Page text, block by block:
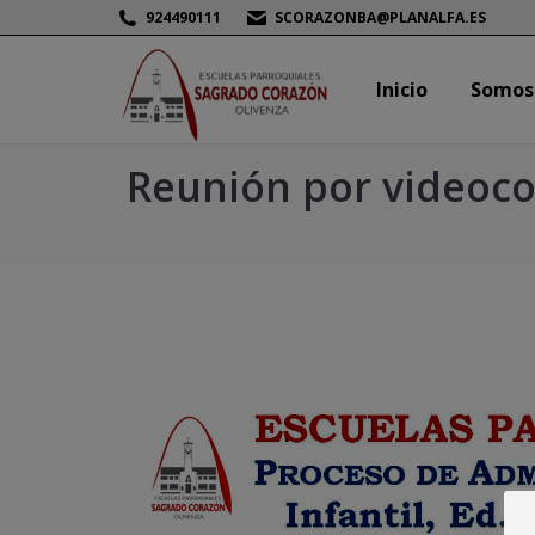
924490111 SCORAZONBA@PLANALFA.ES
Inicio Somos
Reunión por
Inicio Somos